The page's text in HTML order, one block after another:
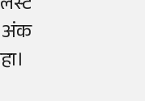
अंक